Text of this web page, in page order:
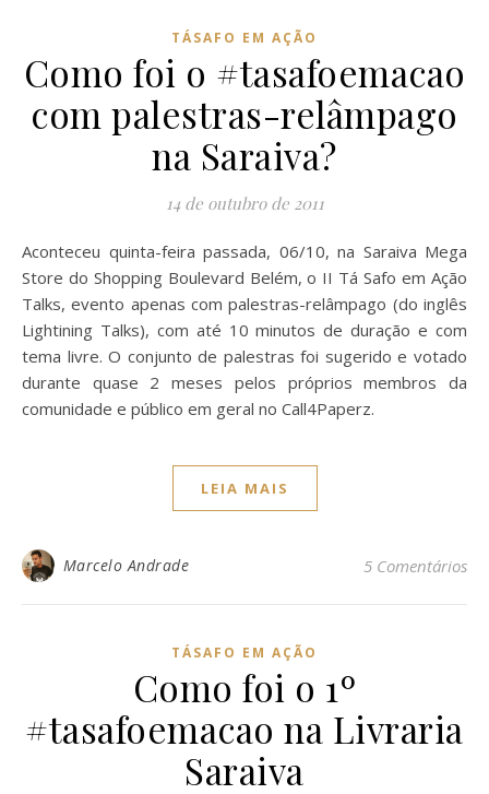
TÁSAFO EM AÇÃO
Como foi o #tasafoemacao
com palestras-relâmpago
na Saraiva?
14 de outubro de 2011
Aconteceu quinta-feira passada, 06/10, na Saraiva Mega
Store do Shopping Boulevard Belém, o II Tá Safo em Ação
Talks, evento apenas com palestras-relâmpago (do inglês
Lightining Talks), com até 10 minutos de duração e com
tema livre. O conjunto de palestras foi sugerido e votado
durante quase 2 meses pelos próprios membros da
comunidade e público em geral no Call4Paperz.
LEIA MAIS
Marcelo Andrade 5 Comentários
TÁSAFO EM AÇÃO
Como foi o 1º
#tasafoemacao na Livraria
Saraiva